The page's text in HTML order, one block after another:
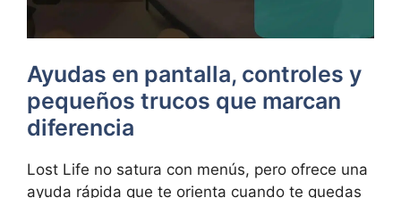
Ayudas en pantalla, controles y
pequeños trucos que marcan
diferencia
Lost Life no satura con menús, pero ofrece una
ayuda rápida que te orienta cuando te quedas